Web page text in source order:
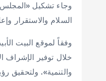
السلام والاستقرار
وفقاً لموقع البيت
خلال توفير الإشراف
والتنمية».